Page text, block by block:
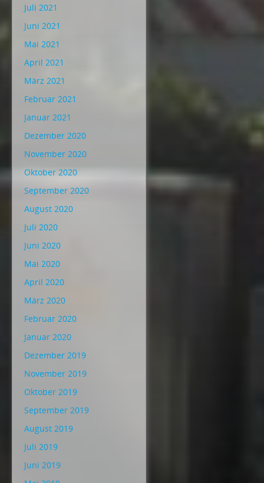
Juli 2021
Juni 2021
Mai 2021
April 2021
März 2021
Februar 2021
Januar 2021
Dezember 2020
November 2020
Oktober 2020
September 2020
August 2020
Juli 2020
Juni 2020
Mai 2020
April 2020
März 2020
Februar 2020
Januar 2020
Dezember 2019
November 2019
Oktober 2019
September 2019
August 2019
Juli 2019
Juni 2019